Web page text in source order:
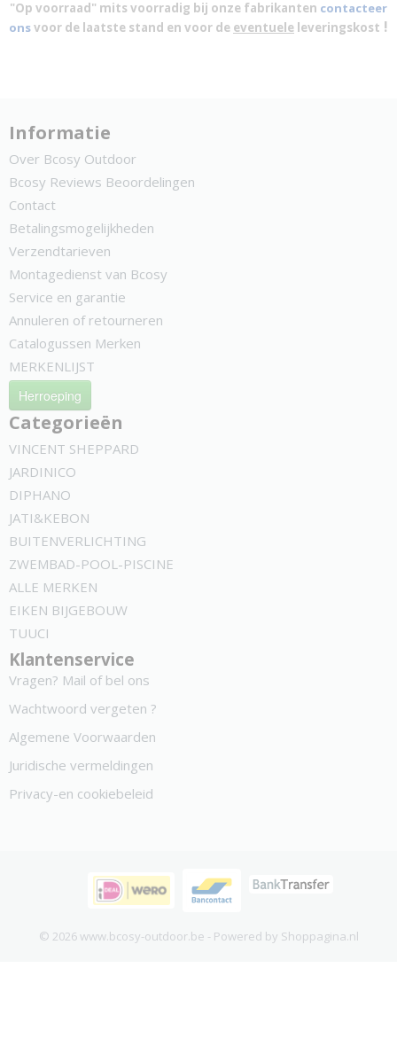
"Op voorraad" mits voorradig bij onze fabrikanten contacteer
onsvoor de laatste stand en voor de eventuele leveringskost !
Informatie
Over Bcosy Outdoor
Bcosy Reviews Beoordelingen
Contact
Betalingsmogelijkheden
Verzendtarieven
Montagedienst van Bcosy
Service en garantie
Annuleren of retourneren
Catalogussen Merken
MERKENLIJST
Herroeping
Categorieën
VINCENT SHEPPARD
JARDINICO
DIPHANO
JATI&KEBON
BUITENVERLICHTING
ZWEMBAD-POOL-PISCINE
ALLE MERKEN
EIKEN BIJGEBOUW
TUUCI
Klantenservice
Vragen? Mail of bel ons
Wachtwoord vergeten ?
Algemene Voorwaarden
Juridische vermeldingen
Privacy-en cookiebeleid
© 2026 www.bcosy-outdoor.be - Powered by Shoppagina.nl